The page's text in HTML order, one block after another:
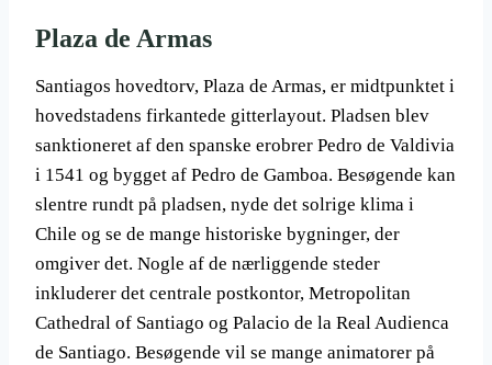
Plaza de Armas
Santiagos hovedtorv, Plaza de Armas, er midtpunktet i
hovedstadens firkantede gitterlayout. Pladsen blev
sanktioneret af den spanske erobrer Pedro de Valdivia
i 1541 og bygget af Pedro de Gamboa. Besøgende kan
slentre rundt på pladsen, nyde det solrige klima i
Chile og se de mange historiske bygninger, der
omgiver det. Nogle af de nærliggende steder
inkluderer det centrale postkontor, Metropolitan
Cathedral of Santiago og Palacio de la Real Audienca
de Santiago. Besøgende vil se mange animatorer på